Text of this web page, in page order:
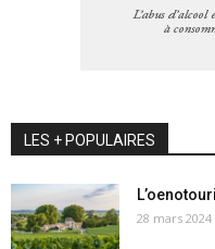
LES + POPULAIRES
28 mars 2024